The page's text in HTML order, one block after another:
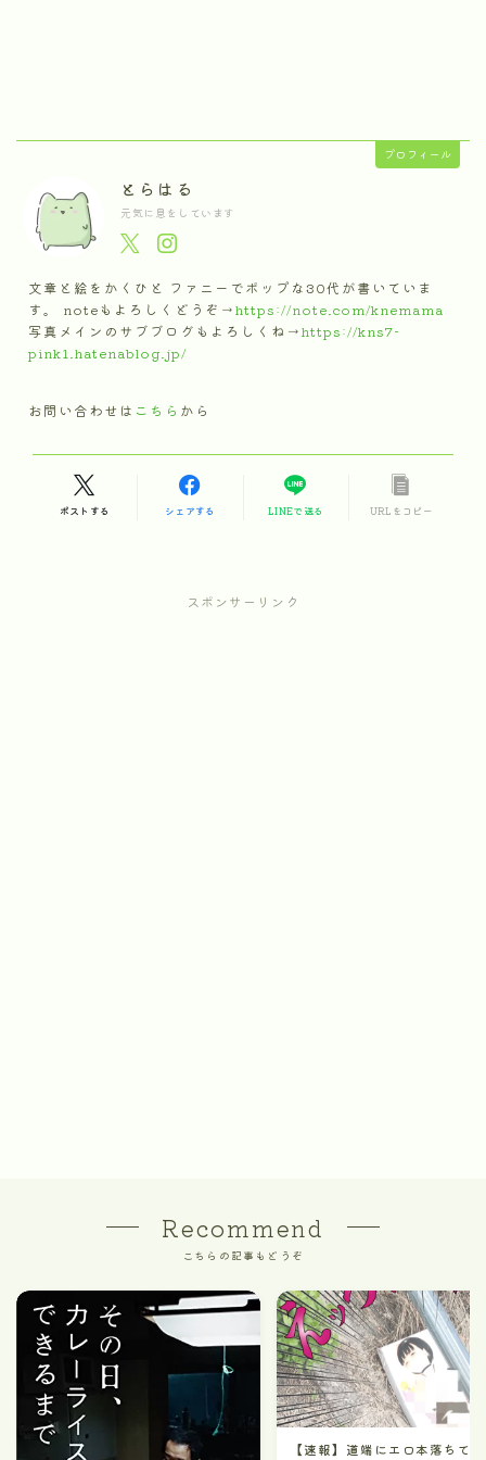
プロフィール
とらはる
元気に息をしています
文章と絵をかくひと ファニーでポップな30代が書いていま
す。 noteもよろしくどうぞ→https://note.com/knemama
写真メインのサブブログもよろしくね→https://kns7-
pink1.hatenablog.jp/
お問い合わせは こちら から
ポストする シェアする LINEで送る URLをコピー
スポンサーリンク
Recommend
こちらの記事もどうぞ
【速報】道端にエロ本落ちて